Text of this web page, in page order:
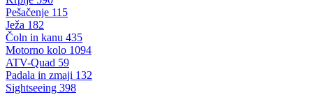
Pešačenje 115
Ježa 182
Čoln in kanu 435
Motorno kolo 1094
ATV-Quad 59
Padala in zmaji 132
Sightseeing 398